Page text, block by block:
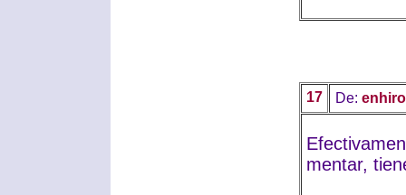
17 De: enhiro
mentar,